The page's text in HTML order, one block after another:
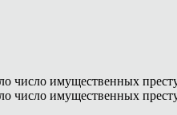
число имущественных
число имущественных